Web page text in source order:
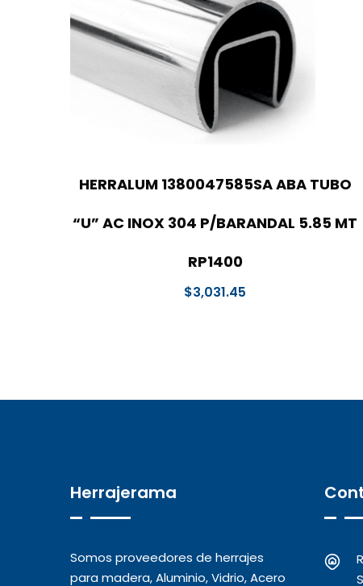
HERRALUM 1380047585SA ABA TUBO
“U” AC INOX 304 P/BARANDAL 5.85 MT
RP1400
$3,031.45
Herrajerama
Somos proveedores de herrajes
para madera, Aluminio, Vidrio, Acero